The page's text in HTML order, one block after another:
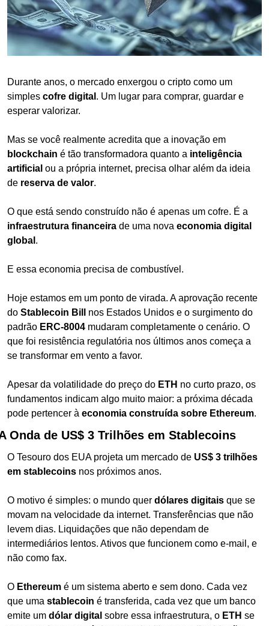
Durante anos, o mercado enxergou o cripto como um
simples cofre digital . Um lugar para comprar, guardar e
esperar valorizar.
blockchain é tão transformadora quanto a inteligência
artificial ou a própria internet, precisa olhar além da ideia
de reserva de valor.
infraestrutura financeira de uma nova economia digital
global .
E essa economia precisa de combustível.
Hoje estamos em um ponto de virada. A aprovação recente
do Stablecoin Bill
nos Estados Unidos e o surgimento do
padrão ERC-8004 mudaram completamente o cenário. O
que foi resistência regulatória nos últimos anos começa a
se transformar em vento a favor.
Apesar da volatilidade do preço do ETH no curto prazo, os
fundamentos indicam algo muito maior: a próxima década
pode pertencer à economia construída sobre Ethereum.
Onda de US$ 3 Trilhões em Stablecoins
O Tesouro dos EUA projeta um mercado de US$ 3 trilhões
em stablecoins nos próximos anos.
O motivo é simples: o mundo quer dólares digitais que se
movam na velocidade da internet. Transferências que não
levem dias. Liquidações que não dependam de
intermediários lentos. Ativos que funcionem como e-mail, e
não como fax.
O Ethereum é um sistema aberto e sem dono. Cada vez
que uma stablecoin é transferida, cada vez que um banco
emite um dólar digital sobre essa infraestrutura, o ETH se